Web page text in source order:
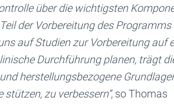
über die wichtigsten
der Vorbereitung des Programms
auf Studien zur Vorbereitung auf
Durchführung planen, trägt
herstellungsbezogene
zu verbessern”, so Thomas